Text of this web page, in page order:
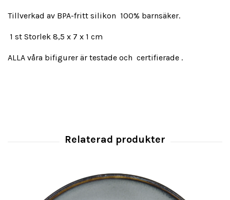
Tillverkad av BPA-fritt silikon 100% barnsäker.
1 st Storlek 8,5 x 7 x 1 cm
ALLA våra bifigurer är testade och certifierade .